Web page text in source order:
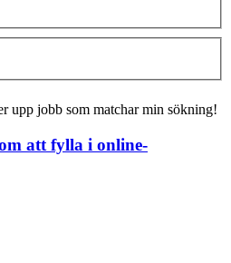
upp jobb som matchar min sökning!
att fylla i online-